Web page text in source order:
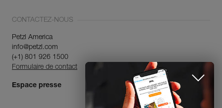
CONTACTEZ-NOUS
Petzl America
info@petzl.com
(+1) 801 926 1500
Formulaire de contact
Espace presse